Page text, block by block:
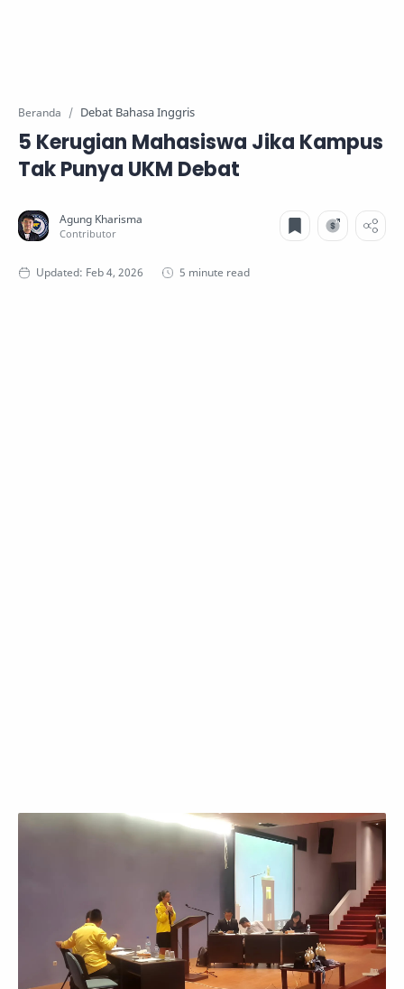
Beranda Debat Bahasa Inggris
5 Kerugian Mahasiswa Jika Kampus
Tak Punya UKM Debat
5 minute read